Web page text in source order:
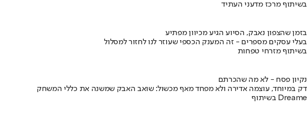
בשיתוף מרכז מדעני העתיד
בזמן שהצפון נאבק, הסיוע הגיע מכיוון מפתיע
בעלי עסקים מספרים - זה המענק הכספי שעוזר לנו לחזור למסלול
בשיתוף מזרחי טפחות
נקיון פסח - לא מה שהכרתם
דק במיוחד, עוצמה אדירה ולא מפחד מאף מכשול: שואב האבק שמשנה את כללי המשחק
בשיתוף Dreame